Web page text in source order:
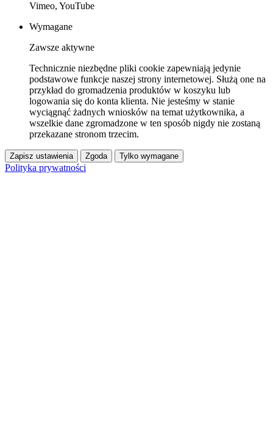
Vimeo, YouTube
Wymagane
Zawsze aktywne
Technicznie niezbędne pliki cookie zapewniają jedynie
podstawowe funkcje naszej strony internetowej. Służą one na
przykład do gromadzenia produktów w koszyku lub
logowania się do konta klienta. Nie jesteśmy w stanie
wyciągnąć żadnych wniosków na temat użytkownika, a
wszelkie dane zgromadzone w ten sposób nigdy nie zostaną
przekazane stronom trzecim.
Zapisz ustawienia Zgoda Tylko wymagane
Polityka prywatności